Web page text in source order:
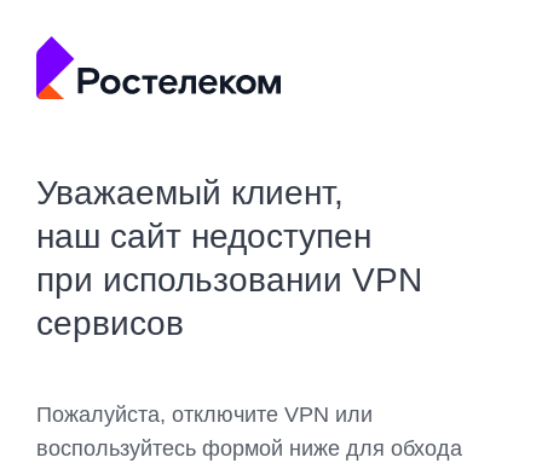
Уважаемый клиент,
наш сайт недоступен
при использовании VPN
сервисов
Пожалуйста, отключите VPN или
воспользуйтесь формой ниже для обхода